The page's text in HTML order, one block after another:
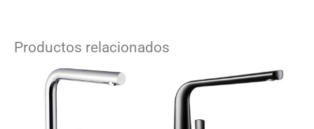
Productos relacionados